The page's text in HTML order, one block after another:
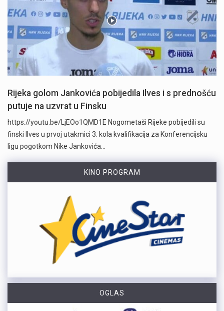
Rijeka golom Jankovića pobijedila Ilves i s prednošću
putuje na uzvrat u Finsku
https://youtu.be/LjEOo1QMD1E Nogometaši Rijeke pobijedili su
finski Ilves u prvoj utakmici 3. kola kvalifikacija za Konferencijsku
ligu pogotkom Nike Jankovića…
KINO PROGRAM
OGLAS